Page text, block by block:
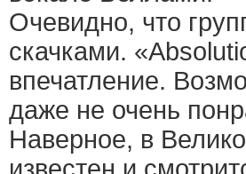
Очевидно, что
скачками.
впечатление.
даже не очень
Наверное, в